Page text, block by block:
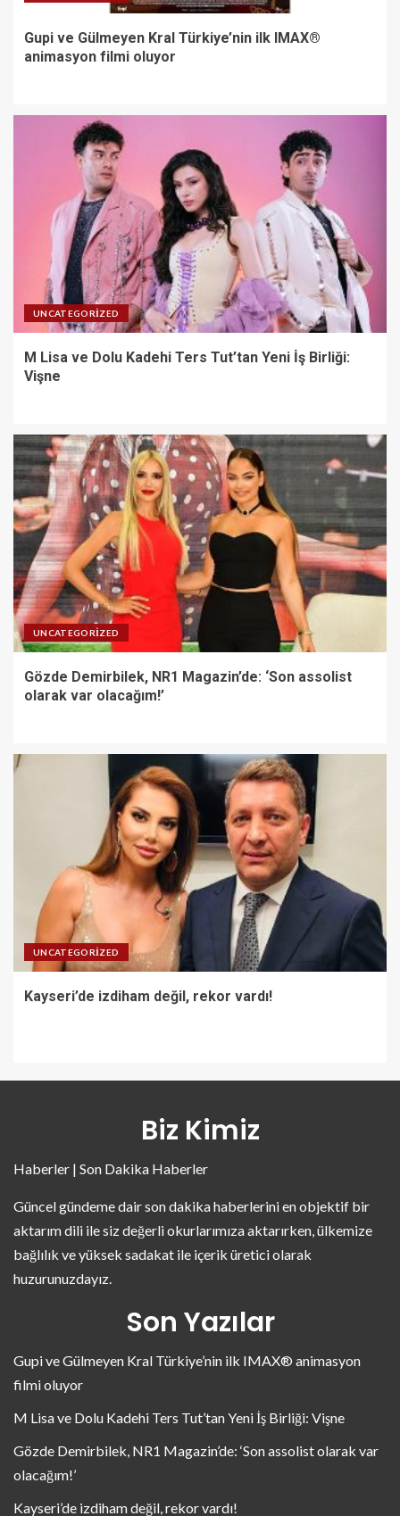
Gupi ve Gülmeyen Kral Türkiye’nin ilk IMAX®
animasyon filmi oluyor
UNCATEGORIZED
M Lisa ve Dolu Kadehi Ters Tut’tan Yeni İş Birliği:
Vişne
UNCATEGORIZED
Gözde Demirbilek, NR1 Magazin’de: ‘Son assolist
olarak var olacağım!’
UNCATEGORIZED
Kayseri’de izdiham değil, rekor vardı!
Biz Kimiz
Haberler | Son Dakika Haberler
Güncel gündeme dair son dakika haberlerini en objektif bir
aktarım dili ile siz değerli okurlarımıza aktarırken, ülkemize
bağlılık ve yüksek sadakat ile içerik üretici olarak
huzurunuzdayız.
Son Yazılar
Gupi ve Gülmeyen Kral Türkiye’nin ilk IMAX® animasyon
filmi oluyor
M Lisa ve Dolu Kadehi Ters Tut’tan Yeni İş Birliği: Vişne
Gözde Demirbilek, NR1 Magazin’de: ‘Son assolist olarak var
olacağım!’
Kayseri’de izdiham değil, rekor vardı!